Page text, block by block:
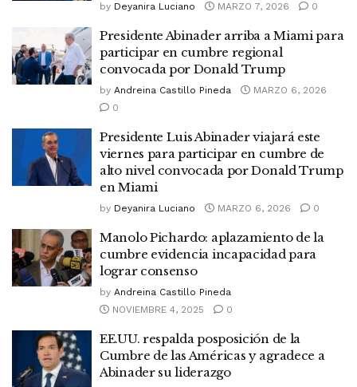
by Deyanira Luciano MARZO 7, 2026 0
Presidente Abinader arriba a Miami para
participar en cumbre regional
convocada por Donald Trump
by Andreina Castillo Pineda
MARZO 6, 2026
0
Presidente Luis Abinader viajará este
viernes para participar en cumbre de
alto nivel convocada por Donald Trump
en Miami
by Deyanira Luciano MARZO 6, 2026 0
Manolo Pichardo: aplazamiento de la
cumbre evidencia incapacidad para
lograr consenso
by Andreina Castillo Pineda
NOVIEMBRE 4, 2025
0
EE.UU. respalda posposición de la
Cumbre de las Américas y agradece a
Abinader su liderazgo